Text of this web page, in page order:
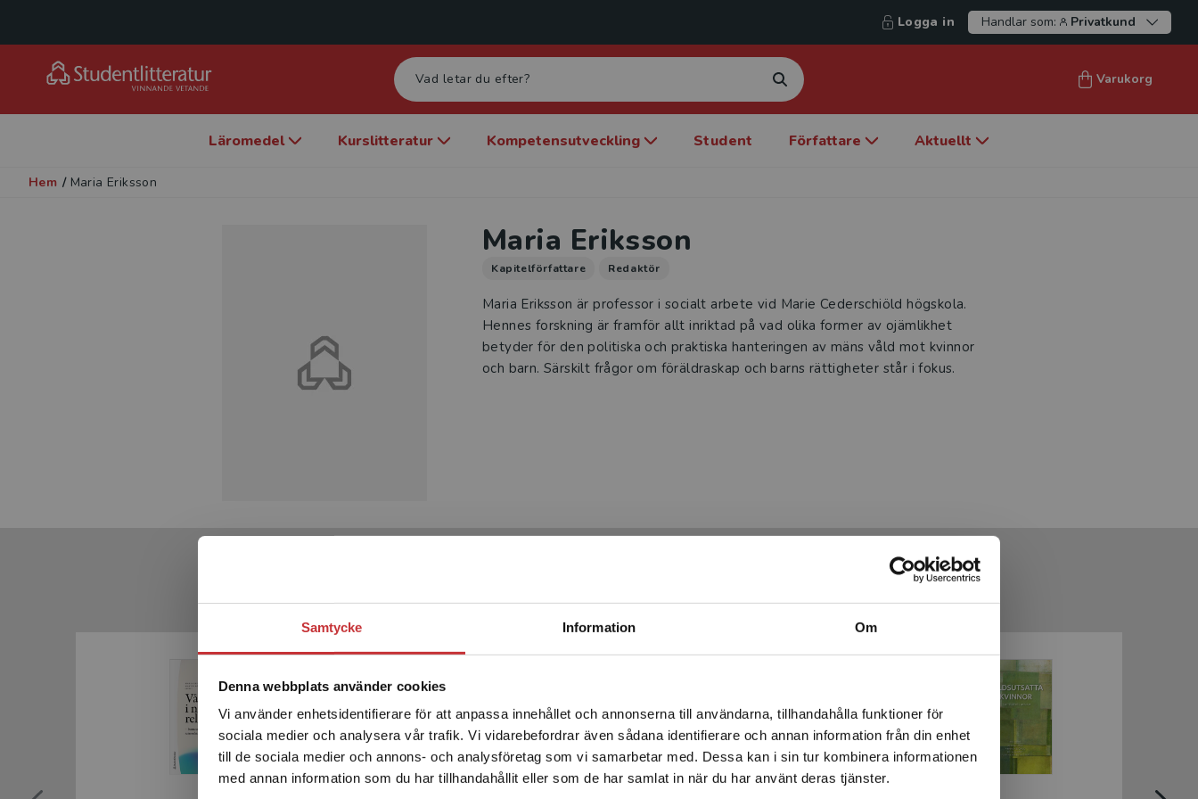
Samtycke Information Om
Denna webbplats använder cookies
Vi använder enhetsidentifierare för att anpassa innehållet och annonserna till användarna, tillhandahålla funktioner för
sociala medier och analysera vår trafik. Vi vidarebefordrar även sådana identifierare och annan information från din enhet
till de sociala medier och annons- och analysföretag som vi samarbetar med. Dessa kan i sin tur kombinera informationen
med annan information som du har tillhandahållit eller som de har samlat in när du har använt deras tjänster.
Begränsad fraktregion
Det verkar som att du besöker studentlitteratur.se via en
enhet utanför Sverige. Vi erbjuder inte leveranser utanför
Sverige. För att kunna slutföra ett köp måste
leveransadressen vara i Sverige.Läs mer
Logga in Handlar som: Privatkund
Varukorg
Läromedel Kurslitteratur Kompetensutveckling Student Författare Aktuellt
Hem / Maria Eriksson
Maria Eriksson
Kapitelförfattare Redaktör
Maria Eriksson är professor i socialt arbete vid Marie Cederschiöld högskola.
Hennes forskning är framför allt inriktad på vad olika former av ojämlikhet
betyder för den politiska och praktiska hanteringen av mäns våld mot kvinnor
och barn. Särskilt frågor om föräldraskap och barns rättigheter står i fokus.